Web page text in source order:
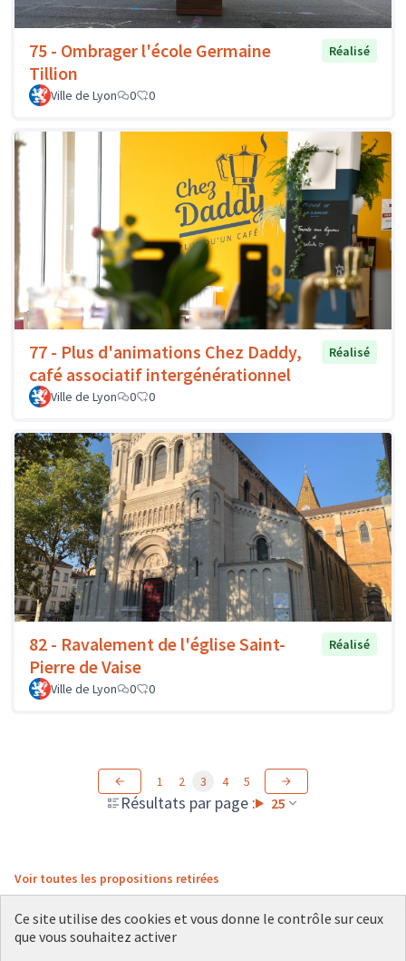
75 - Ombrager l'école Germaine
Tillion
Réalisé
Ville de Lyon 0 0
77 - Plus d'animations Chez Daddy,
café associatif intergénérationnel
Réalisé
Ville de Lyon 0 0
82 - Ravalement de l'église Saint-
Pierre de Vaise
Réalisé
Ville de Lyon 0 0
Résultats par page : 25
1 2 3 4 5
Voir toutes les propositions retirées
Ce site utilise des cookies et vous donne le contrôle sur ceux
que vous souhaitez activer